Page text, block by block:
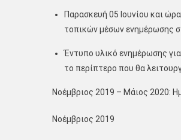
Παρασκευή 05 Ιουνίου και
τοπικών μέσων ενημέρωσης
Έντυπο υλικό ενημέρωσης
το περίπτερο που θα
Νοέμβριος 2019 – Μάιος 2020:
Νοέμβριος 2019